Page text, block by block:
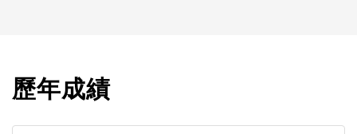
歷年成績